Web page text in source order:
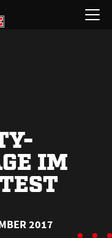
Menü
öffnen
IM
2017